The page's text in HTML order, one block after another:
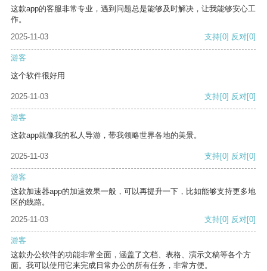
这款app的客服非常专业，遇到问题总是能够及时解决，让我能够安心工
作。
2025-11-03
支持[0] 反对[0]
游客
这个软件很好用
2025-11-03 支持[0] 反对[0]
游客
这款app就像我的私人导游，带我领略世界各地的美景。
2025-11-03 支持[0] 反对[0]
游客
这款加速器app的加速效果一般，可以再提升一下，比如能够支持更多地
区的线路。
2025-11-03
支持[0] 反对[0]
游客
这款办公软件的功能非常全面，涵盖了文档、表格、演示文稿等各个方
面。我可以使用它来完成日常办公的所有任务，非常方便。